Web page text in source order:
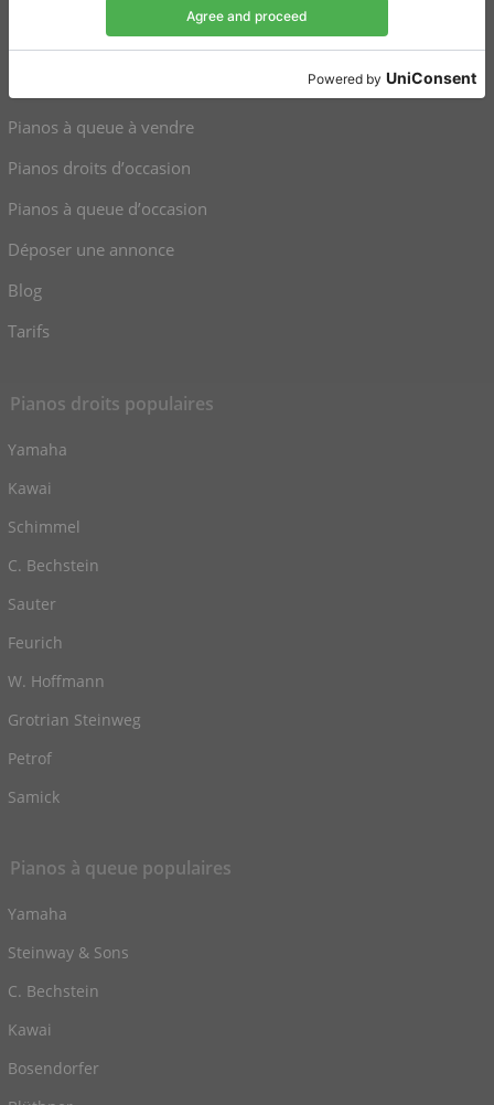
Pianos à queue à vendre
Pianos droits d’occasion
Pianos à queue d’occasion
Déposer une annonce
Blog
Tarifs
Pianos droits populaires
Yamaha
Kawai
Schimmel
C. Bechstein
Sauter
Feurich
W. Hoffmann
Grotrian Steinweg
Petrof
Samick
Pianos à queue populaires
Yamaha
Steinway & Sons
C. Bechstein
Kawai
Bosendorfer